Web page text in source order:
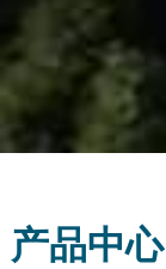
产品中心